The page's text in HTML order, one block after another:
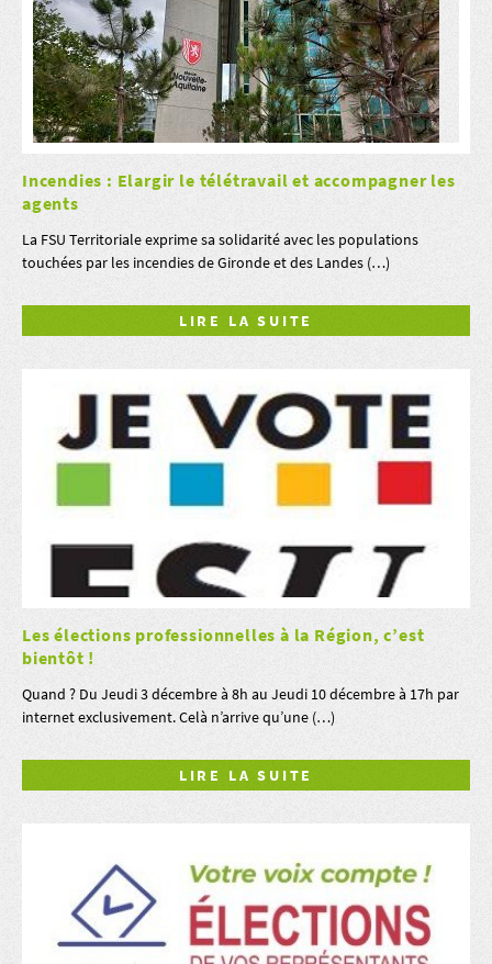
Incendies : Elargir le télétravail et accompagner les
agents
La FSU Territoriale exprime sa solidarité avec les populations
touchées par les incendies de Gironde et des Landes (…)
LIRE LA SUITE
Les élections professionnelles à la Région, c’est
bientôt !
Quand ? Du Jeudi 3 décembre à 8h au Jeudi 10 décembre à 17h par
internet exclusivement. Celà n’arrive qu’une (…)
LIRE LA SUITE